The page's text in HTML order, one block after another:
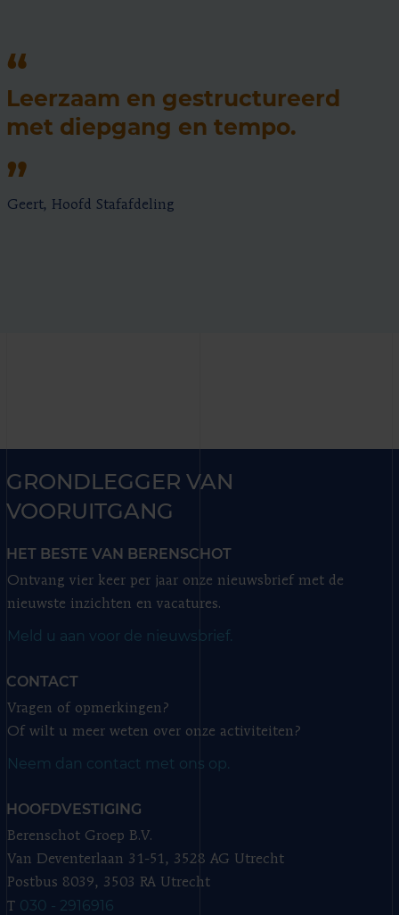
Leerzaam en gestructureerd
met diepgang en tempo.
Geert, Hoofd Stafafdeling
GRONDLEGGER VAN
VOORUITGANG
HET BESTE VAN BERENSCHOT
Ontvang vier keer per jaar onze nieuwsbrief met de
nieuwste inzichten en vacatures.
Meld u aan voor de nieuwsbrief.
CONTACT
Vragen of opmerkingen?
Of wilt u meer weten over onze activiteiten?
Neem dan contact met ons op.
HOOFDVESTIGING
Berenschot Groep B.V.
Van Deventerlaan 31-51, 3528 AG Utrecht
Postbus 8039, 3503 RA Utrecht
T 030 - 2916916